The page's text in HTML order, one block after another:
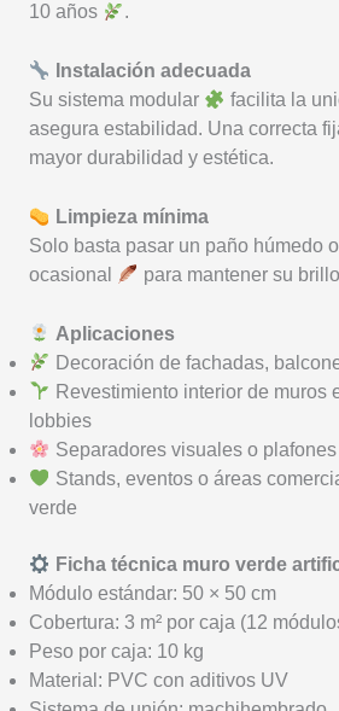
10 años
.
Instalación adecuada
Su sistema modular
facilita la
asegura estabilidad. Una correcta
mayor durabilidad y estética.
Limpieza mínima
Solo basta pasar un paño húmedo
ocasional
para mantener su
Aplicaciones
Decoración de fachadas,
Revestimiento interior de muros
lobbies
Separadores visuales o
Stands, eventos o áreas
verde
Ficha técnica muro verde
Módulo estándar: 50 × 50 cm
Cobertura: 3 m² por caja (12
Peso por caja: 10 kg
Material: PVC con aditivos UV